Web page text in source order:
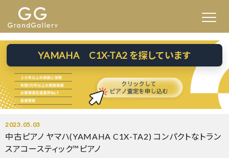
YAMAHA C1X-TA2 を探しています
2023.05.03
中古ピアノ ヤマハ(YAMAHA C1X-TA2) コンパクトなトラン
スアコースティック™ピアノ